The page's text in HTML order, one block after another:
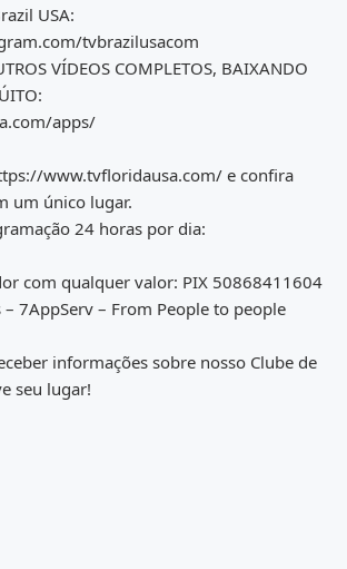
USA:
tvbrazilusacom
VÍDEOS COMPLETOS, BAIXANDO
apps/
www.tvfloridausa.com/ e confira
um único lugar.
24 horas por dia:
com qualquer valor: PIX 50868411604
– 7AppServ – From People to people
informações sobre nosso Clube de
seu lugar!